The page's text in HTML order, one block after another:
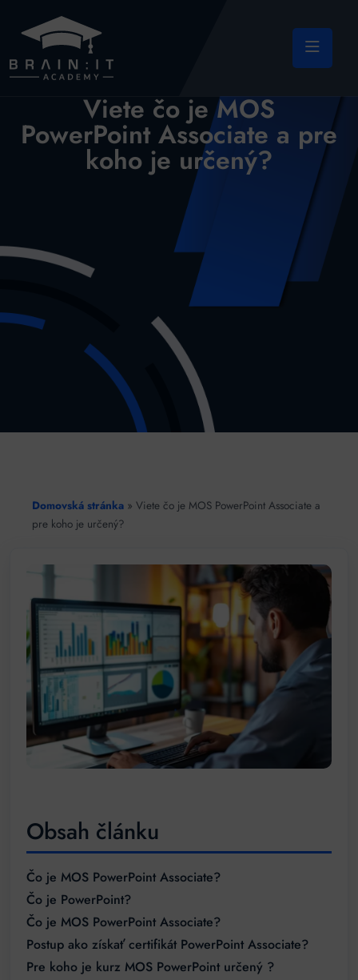
Viete čo je MOS
PowerPoint Associate a pre
koho je určený?
Domovská stránka » Viete čo je MOS PowerPoint Associate a
pre koho je určený?
Obsah článku
Čo je MOS PowerPoint Associate?
Čo je PowerPoint?
Čo je MOS PowerPoint Associate?
Postup ako získať certifikát PowerPoint Associate?
Pre koho je kurz MOS PowerPoint určený ?